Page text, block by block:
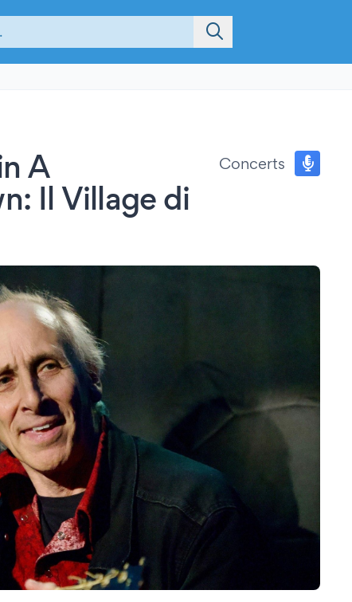
A
Il Village di
Concerts